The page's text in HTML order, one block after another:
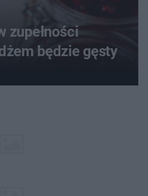
zupełności
będzie gęsty